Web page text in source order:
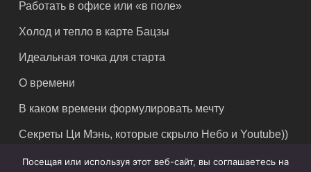
Работать в офисе или «в поле»
Холод и тепло в карте Бацзы
Идеальная точка для старта
О времени
В каком времени формулировать мечту
Секреты Ци Мэнь, которые скрыло Небо и Youtube))
Посещая или используя этот веб-сайт, вы соглашаетесь на